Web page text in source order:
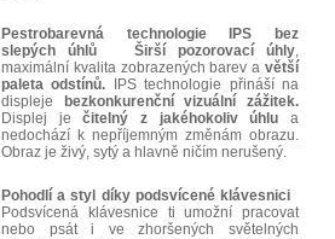
Pestrobarevná technologie IPS bez
slepých úhlů
Širší pozorovací úhly,
maximální kvalita zobrazených barev a větší
paleta odstínů. IPS technologie přináší na
displeje
bezkonkurenční vizuální zážitek.
Displej ječitelný z jakéhokoliv úhlu a
nedochází k nepříjemným změnám obrazu.
Obraz je živý, sytý a hlavně ničím nerušený.
Pohodlí a styl díky podsvícené klávesnici
Podsvícená klávesnice ti umožní pracovat
nebo psát i ve zhoršených světelných